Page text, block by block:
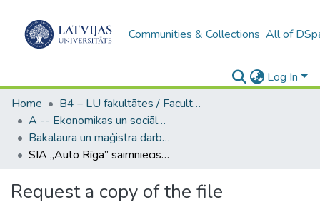
Communities & Collections All of
Log In
Home
B4 – LU fakultātes / Faculties of the UL
A -- Ekonomikas un sociālo zinātņu fakultāte / Faculty of Economics and Social Sciences
Bakalaura un maģistra darbi (ESZF) / Bachelor's and Master's theses
SIA „Auto Rīga” saimnieciskās darbības novērtējums un attīstība
Request a copy of the file